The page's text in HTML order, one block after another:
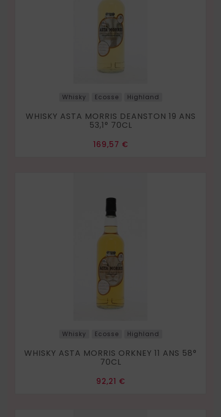
Whisky Ecosse Highland
WHISKY ASTA MORRIS DEANSTON 19 ANS
53,1° 70CL
Prix
169,57 €
Whisky Ecosse Highland
WHISKY ASTA MORRIS ORKNEY 11 ANS 58°
70CL
Prix
92,21 €